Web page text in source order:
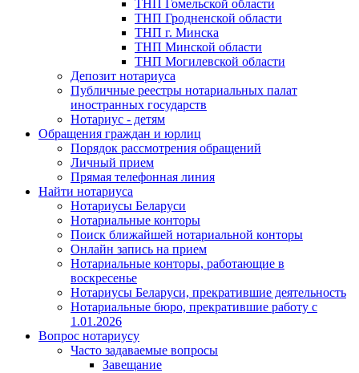
ТНП Гомельской области
ТНП Гродненской области
ТНП г. Минска
ТНП Минской области
ТНП Могилевской области
Депозит нотариуса
Публичные реестры нотариальных палат
иностранных государств
Нотариус - детям
Обращения граждан и юрлиц
Порядок рассмотрения обращений
Личный прием
Прямая телефонная линия
Найти нотариуса
Нотариусы Беларуси
Нотариальные конторы
Поиск ближайшей нотариальной конторы
Онлайн запись на прием
Нотариальные конторы, работающие в
воскресенье
Нотариусы Беларуси, прекратившие деятельность
Нотариальные бюро, прекратившие работу с
1.01.2026
Вопрос нотариусу
Часто задаваемые вопросы
Завещание